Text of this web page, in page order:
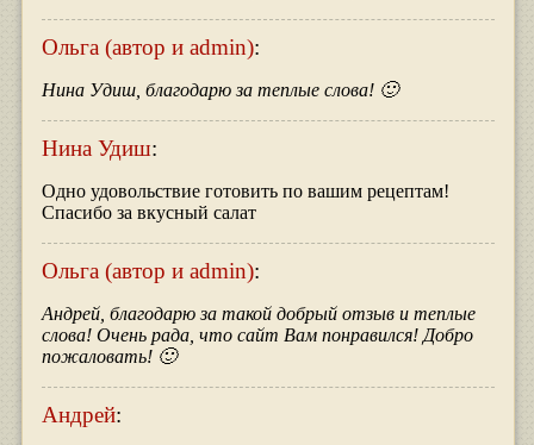
Ольга (автор и admin):
Нина Удиш, благодарю за теплые слова! 🙂
Нина Удиш:
Одно удовольствие готовить по вашим рецептам!
Спасибо за вкусный салат
Ольга (автор и admin):
Андрей, благодарю за такой добрый отзыв и теплые
слова! Очень рада, что сайт Вам понравился! Добро
пожаловать! 🙂
Андрей: